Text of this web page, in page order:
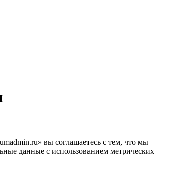
вы соглашаетесь с тем, что мы
данные с использованием метрических